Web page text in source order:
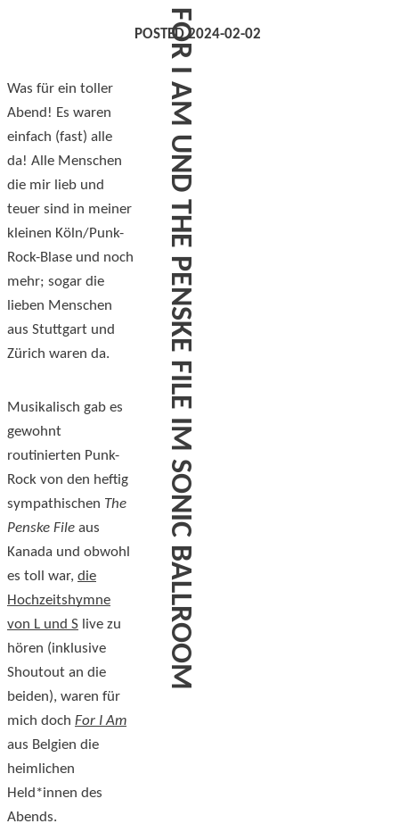
FOR I AM UND THE PENSKE FILE IM SONIC BALLROOM
POSTED 2024-02-02
Was für ein toller
Abend! Es waren
einfach (fast) alle
da! Alle Menschen
die mir lieb und
teuer sind in meiner
kleinen Köln/Punk-
Rock-Blase und noch
mehr; sogar die
lieben Menschen
aus Stuttgart und
Zürich waren da.
Musikalisch gab es
gewohnt
routinierten Punk-
Rock von den heftig
sympathischen The
Penske File aus
Kanada und obwohl
es toll war, die
Hochzeitshymne
von L und S live zu
hören (inklusive
Shoutout an die
beiden), waren für
mich doch For I Am
aus Belgien die
heimlichen
Held*innen des
Abends.